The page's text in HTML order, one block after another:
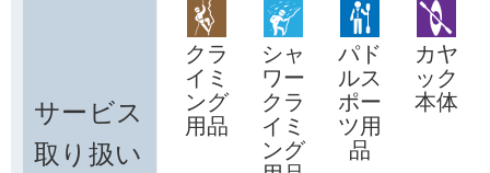
サービス
取り扱い
クラ
イミ
ング
用品
シャ
ワー
クラ
イミ
ング
パド
ルス
ポー
ツ用
品
カヤ
ック
本体